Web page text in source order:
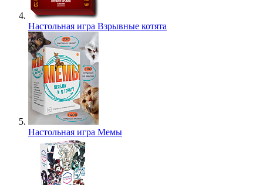
Настольная игра Взрывные котята
Настольная игра Мемы